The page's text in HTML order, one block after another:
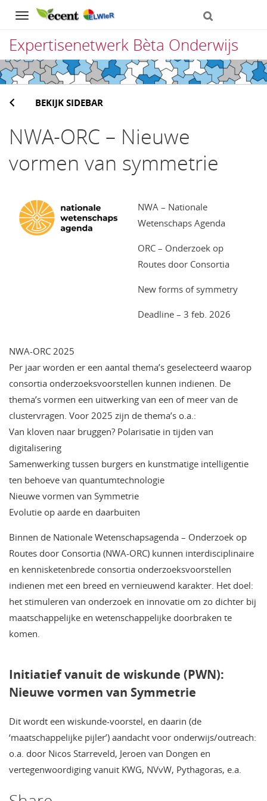
Navigation
Expertisenetwerk Bèta Onderwijs
Direct
naar
het
inhoud
BEKIJK SIDEBAR
NWA-ORC – Nieuwe
vormen van symmetrie
NWA – Nationale
Wetenschaps Agenda
ORC – Onderzoek op
Routes door Consortia
New forms of symmetry
Deadline – 3 feb. 2026
NWA-ORC 2025
Per jaar worden er een aantal thema’s geselecteerd waarop
consortia onderzoeksvoorstellen kunnen indienen. De
thema’s vormen een uitwerking van een of meer van de
clustervragen. Voor 2025 zijn de thema’s o.a.:
Van kloven naar bruggen? Polarisatie in tijden van
digitalisering
Samenwerking tussen burgers en kunstmatige intelligentie
ten behoeve van quantumtechnologie
Nieuwe vormen van Symmetrie
Evolutie op aarde en daarbuiten
Binnen de Nationale Wetenschapsagenda – Onderzoek op
Routes door Consortia (NWA-ORC) kunnen interdisciplinaire
en kennisketenbrede consortia onderzoeksvoorstellen
indienen met een breed en vernieuwend karakter. Het doel:
het stimuleren van onderzoek en innovatie om zo dichter bij
maatschappelijke en wetenschappelijke doorbraken te
komen.
Initiatief vanuit de wiskunde (PWN):
Nieuwe vormen van Symmetrie
Dit wordt een wiskunde-voorstel, en daarin (de
‘maatschappelijke pijler’) aandacht voor onderwijs/outreach:
o.a. door Nicos Starreveld, Jeroen van Dongen en
vertegenwoordiging vanuit KWG, NVvW, Pythagoras, e.a.